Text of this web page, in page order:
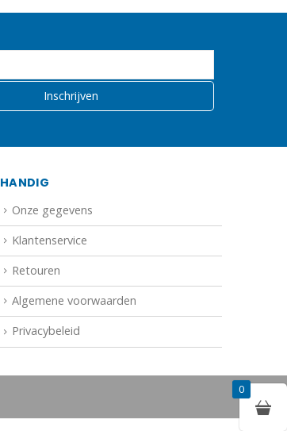
HANDIG
Onze gegevens
Klantenservice
Retouren
Algemene voorwaarden
Privacybeleid
0